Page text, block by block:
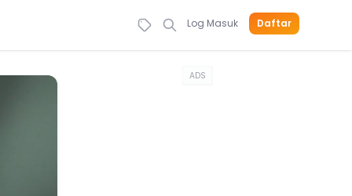
Log Masuk Daftar
ADS